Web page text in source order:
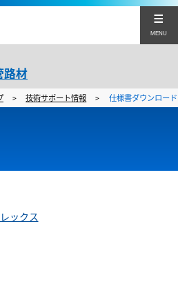
MENU
路材
企業サイト
> 技術サポート情報 > 仕様書ダウンロード
ックス